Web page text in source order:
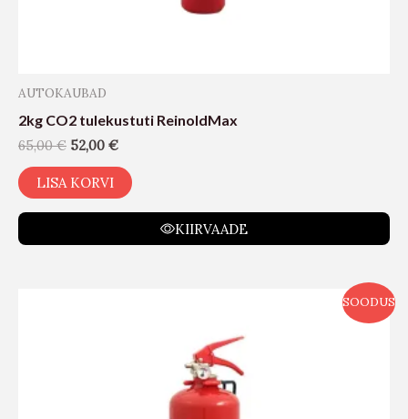
AUTOKAUBAD
2kg CO2 tulekustuti ReinoldMax
65,00€ 52,00 €
LISA KORVI
KIIRVAADE
SOODUS